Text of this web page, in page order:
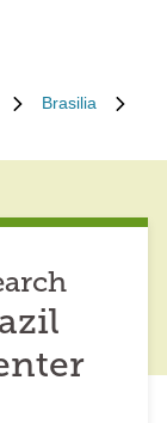
Brasilia